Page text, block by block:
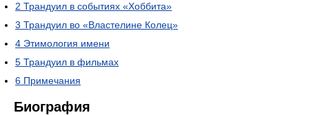
2 Трандуил в событиях «Хоббита»
3 Трандуил во «Властелине Колец»
4 Этимология имени
5 Трандуил в фильмах
6 Примечания
Биография